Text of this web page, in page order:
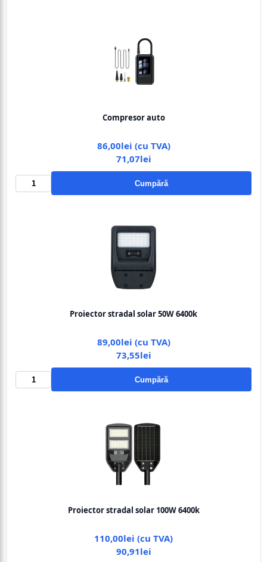
Compresor auto
86,00lei (cu TVA)
71,07lei
Cumpără
Proiector stradal solar 50W 6400k
89,00lei (cu TVA)
73,55lei
Cumpără
Proiector stradal solar 100W 6400k
110,00lei (cu TVA)
90,91lei